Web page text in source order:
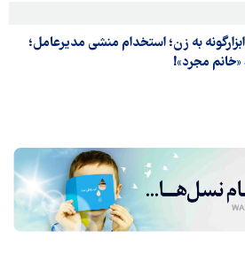
به زن؛ استخدام منشی مدیرعامل؛
مجرد»!